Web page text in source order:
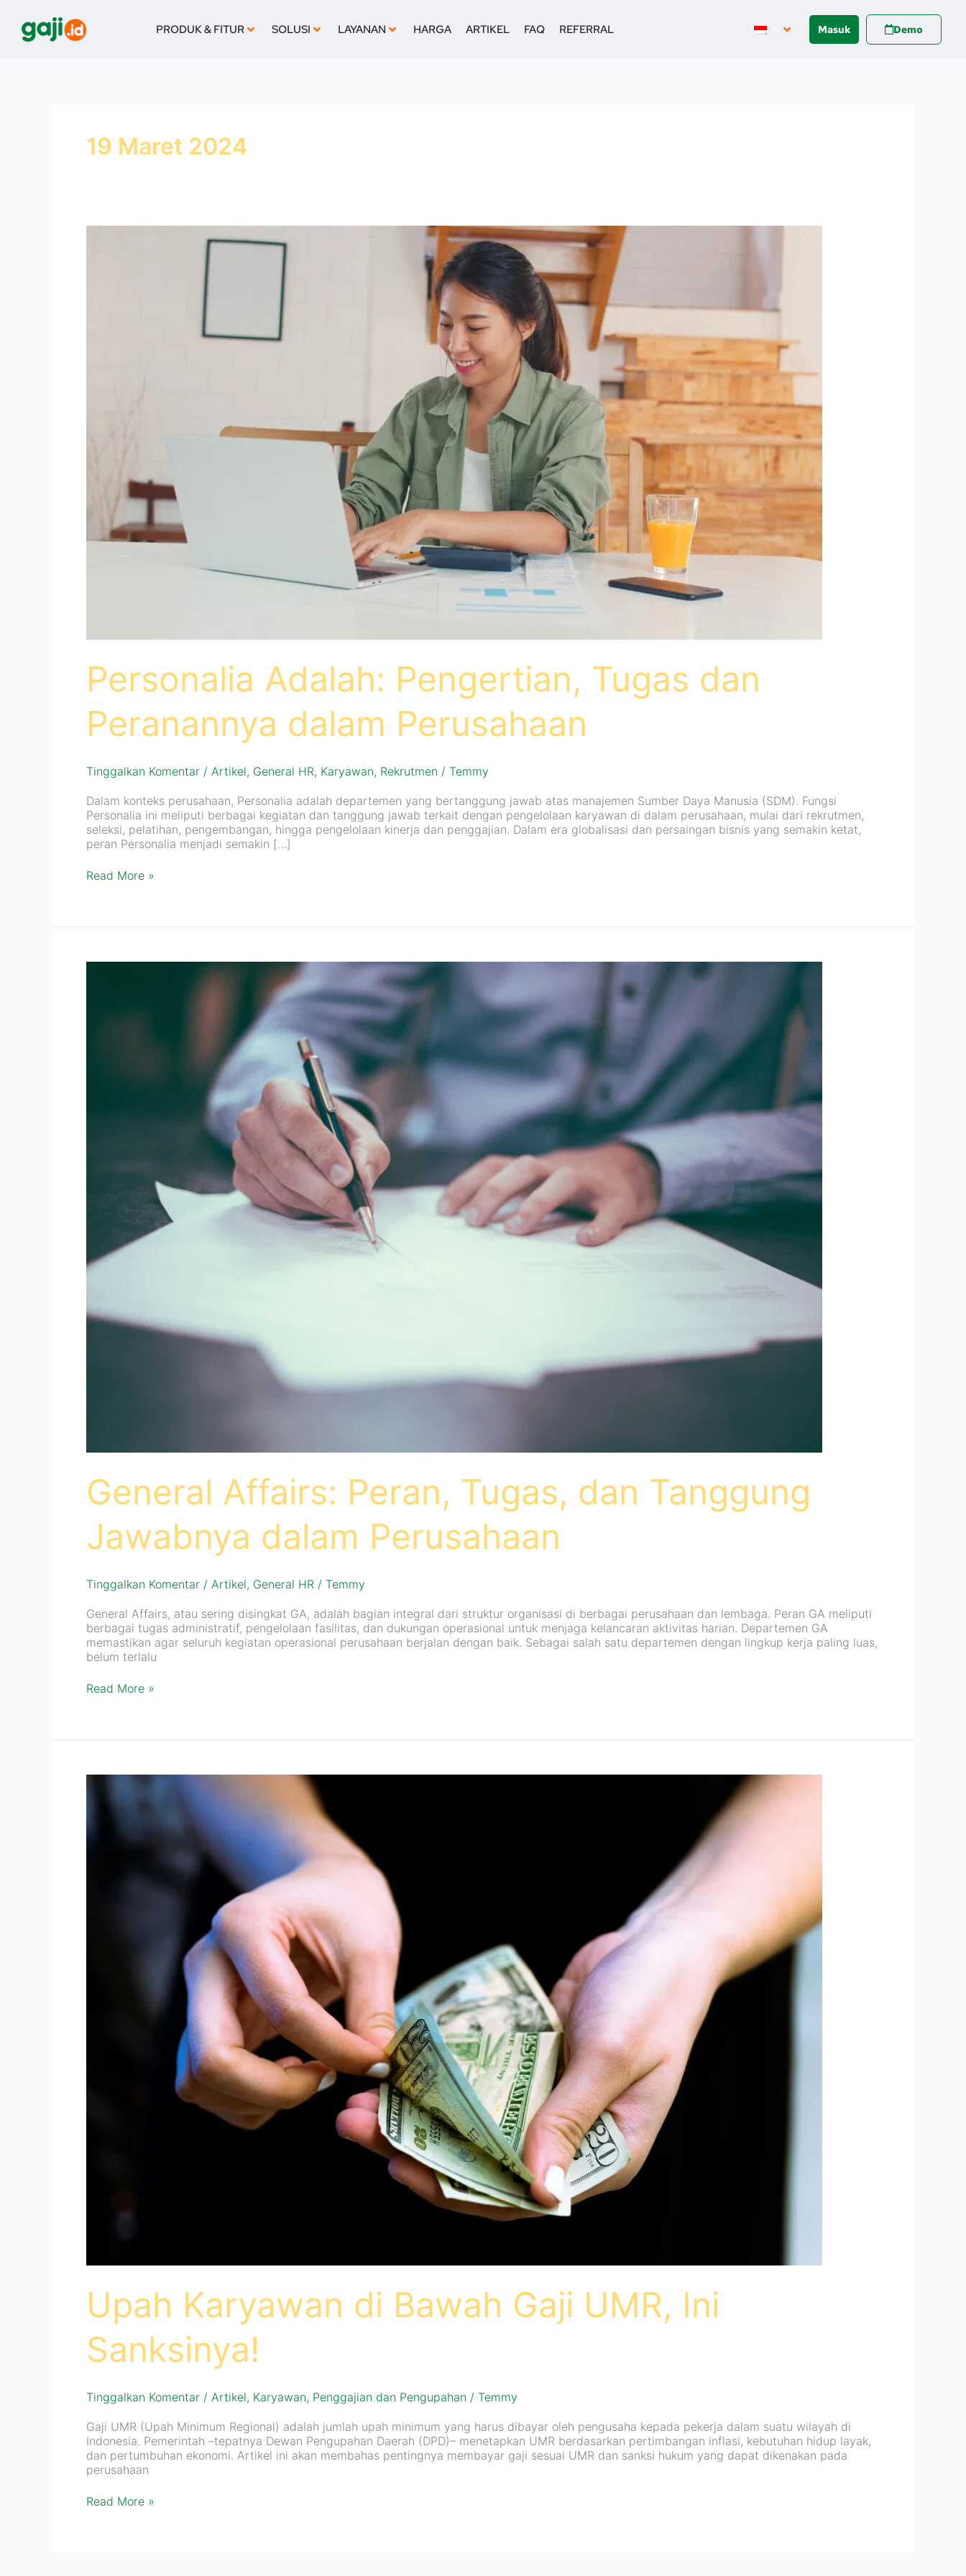
konten
PRODUK & FITUR SOLUSI LAYANAN HARGA ARTIKEL FAQ REFERRAL Masuk Demo
19 Maret 2024
Personalia Adalah: Pengertian, Tugas dan
Peranannya dalam Perusahaan
Tinggalkan Komentar / Artikel, General HR, Karyawan, Rekrutmen / Temmy
Dalam konteks perusahaan, Personalia adalah departemen yang bertanggung jawab atas manajemen Sumber Daya Manusia (SDM). Fungsi
Personalia ini meliputi berbagai kegiatan dan tanggung jawab terkait dengan pengelolaan karyawan di dalam perusahaan, mulai dari rekrutmen,
seleksi, pelatihan, pengembangan, hingga pengelolaan kinerja dan penggajian. Dalam era globalisasi dan persaingan bisnis yang semakin ketat,
peran Personalia menjadi semakin […]
Read More »
General Affairs: Peran, Tugas, dan Tanggung
Jawabnya dalam Perusahaan
Tinggalkan Komentar / Artikel, General HR / Temmy
General Affairs, atau sering disingkat GA, adalah bagian integral dari struktur organisasi di berbagai perusahaan dan lembaga. Peran GA meliputi
berbagai tugas administratif, pengelolaan fasilitas, dan dukungan operasional untuk menjaga kelancaran aktivitas harian. Departemen GA
memastikan agar seluruh kegiatan operasional perusahaan berjalan dengan baik. Sebagai salah satu departemen dengan lingkup kerja paling luas,
belum terlalu
Read More »
Upah Karyawan di Bawah Gaji UMR, Ini
Sanksinya!
Tinggalkan Komentar / Artikel, Karyawan, Penggajian dan Pengupahan / Temmy
Gaji UMR (Upah Minimum Regional) adalah jumlah upah minimum yang harus dibayar oleh pengusaha kepada pekerja dalam suatu wilayah di
Indonesia. Pemerintah –tepatnya Dewan Pengupahan Daerah (DPD)– menetapkan UMR berdasarkan pertimbangan inflasi, kebutuhan hidup layak,
dan pertumbuhan ekonomi. Artikel ini akan membahas pentingnya membayar gaji sesuai UMR dan sanksi hukum yang dapat dikenakan pada
perusahaan
Upah
Gaji
Read More »